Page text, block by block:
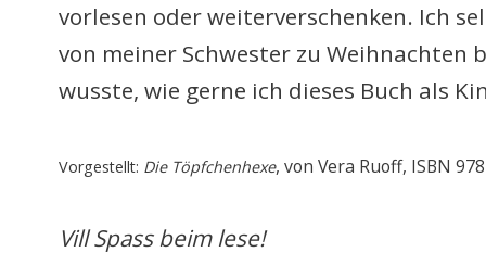
vorlesen oder weiterverschenken. Ich
von meiner Schwester zu Weihnachten
wusste, wie gerne ich dieses Buch als
Vorgestellt: Die Töpfchenhexe, von Vera Ruoff, ISBN
Vill Spass beim lese!